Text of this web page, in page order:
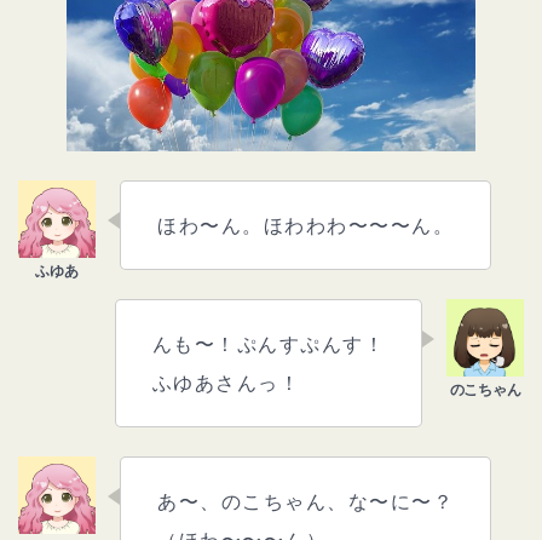
ほわ〜ん。ほわわわ〜〜〜ん。
んも〜！ぷんすぷんす！
ふゆあさんっ！
あ〜、のこちゃん、な〜に〜？